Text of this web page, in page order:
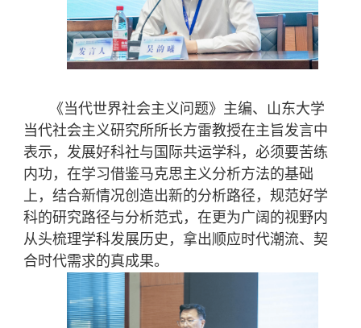
《当代世界社会主义问题》主编、山东大学
当代社会主义研究所所长方雷教授在主旨发言中
表示，发展好科社与国际共运学科，必须要苦练
内功，在学习借鉴马克思主义分析方法的基础
上，结合新情况创造出新的分析路径，规范好学
科的研究路径与分析范式，在更为广阔的视野内
从头梳理学科发展历史，拿出顺应时代潮流、契
合时代需求的真成果。